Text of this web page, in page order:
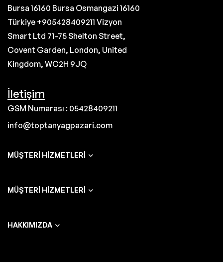
Bursa 16160 Bursa Osmangazi 16160
Türkiye +905428409211 Vizyon
Smart Ltd 71-75 Shelton Street,
Covent Garden, London, United
Kingdom, WC2H 9JQ
İletişim
GSM Numarası : 05428409211
info@toptanyagpazari.com
MÜŞTERI HIZMETLERI
MÜŞTERI HIZMETLERI
HAKKIMIZDA